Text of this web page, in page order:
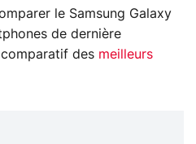
le Samsung Galaxy
de dernière
des meilleurs